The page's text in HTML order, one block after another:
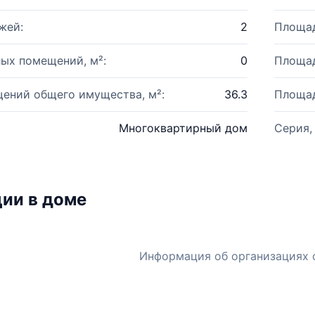
2
помещений, м²: 0
общего имущества, м²: 36.3
Многоквартирный дом Серия,
в доме
Информация об организациях